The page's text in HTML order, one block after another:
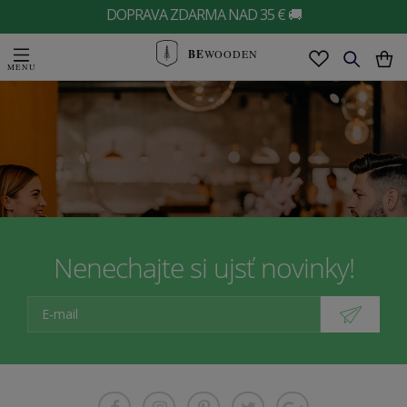
DOPRAVA ZDARMA NAD 35 € 🚚
BEWOODEN
Nenechajte si ujsť novinky!